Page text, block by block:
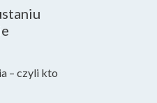
– czyli kto